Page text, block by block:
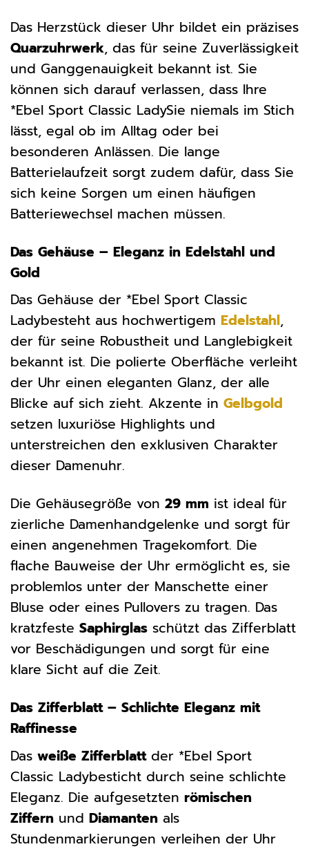
Das Herzstück dieser Uhr bildet ein präzises
Quarzuhrwerk, das für seine Zuverlässigkeit
und Ganggenauigkeit bekannt ist. Sie
können sich darauf verlassen, dass Ihre
*Ebel Sport Classic LadySie niemals im Stich
lässt, egal ob im Alltag oder bei
besonderen Anlässen. Die lange
Batterielaufzeit sorgt zudem dafür, dass Sie
sich keine Sorgen um einen häufigen
Batteriewechsel machen müssen.
Das Gehäuse – Eleganz in Edelstahl und
Gold
Das Gehäuse der *Ebel Sport Classic
Ladybesteht aus hochwertigem Edelstahl,
der für seine Robustheit und Langlebigkeit
bekannt ist. Die polierte Oberfläche verleiht
der Uhr einen eleganten Glanz, der alle
Blicke auf sich zieht. Akzente in Gelbgold
setzen luxuriöse Highlights und
unterstreichen den exklusiven Charakter
dieser Damenuhr.
Die Gehäusegröße von 29 mm ist ideal für
zierliche Damenhandgelenke und sorgt für
einen angenehmen Tragekomfort. Die
flache Bauweise der Uhr ermöglicht es, sie
problemlos unter der Manschette einer
Bluse oder eines Pullovers zu tragen. Das
kratzfeste Saphirglas schützt das Zifferblatt
vor Beschädigungen und sorgt für eine
klare Sicht auf die Zeit.
Das Zifferblatt – Schlichte Eleganz mit
Raffinesse
Das weiße Zifferblattder *Ebel Sport
Classic Ladybesticht durch seine schlichte
Eleganz. Die aufgesetzten römischen
Ziffern und Diamanten als
Stundenmarkierungen verleihen der Uhr